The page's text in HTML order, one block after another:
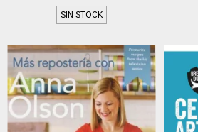
SIN STOCK